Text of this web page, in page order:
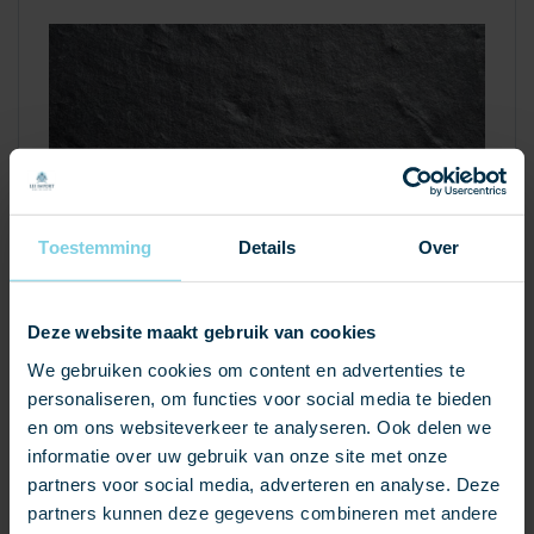
Toestemming Details Over
Deze website maakt gebruik van cookies
We gebruiken cookies om content en advertenties te
personaliseren, om functies voor social media te bieden
en om ons websiteverkeer te analyseren. Ook delen we
informatie over uw gebruik van onze site met onze
partners voor social media, adverteren en analyse. Deze
partners kunnen deze gegevens combineren met andere
Natuurleien
Blauw-grijze natuurlei afkomstig uit de groeve van
Pizvegoro in het noordwesten van Spanje.
BEKIJK PRODUCT